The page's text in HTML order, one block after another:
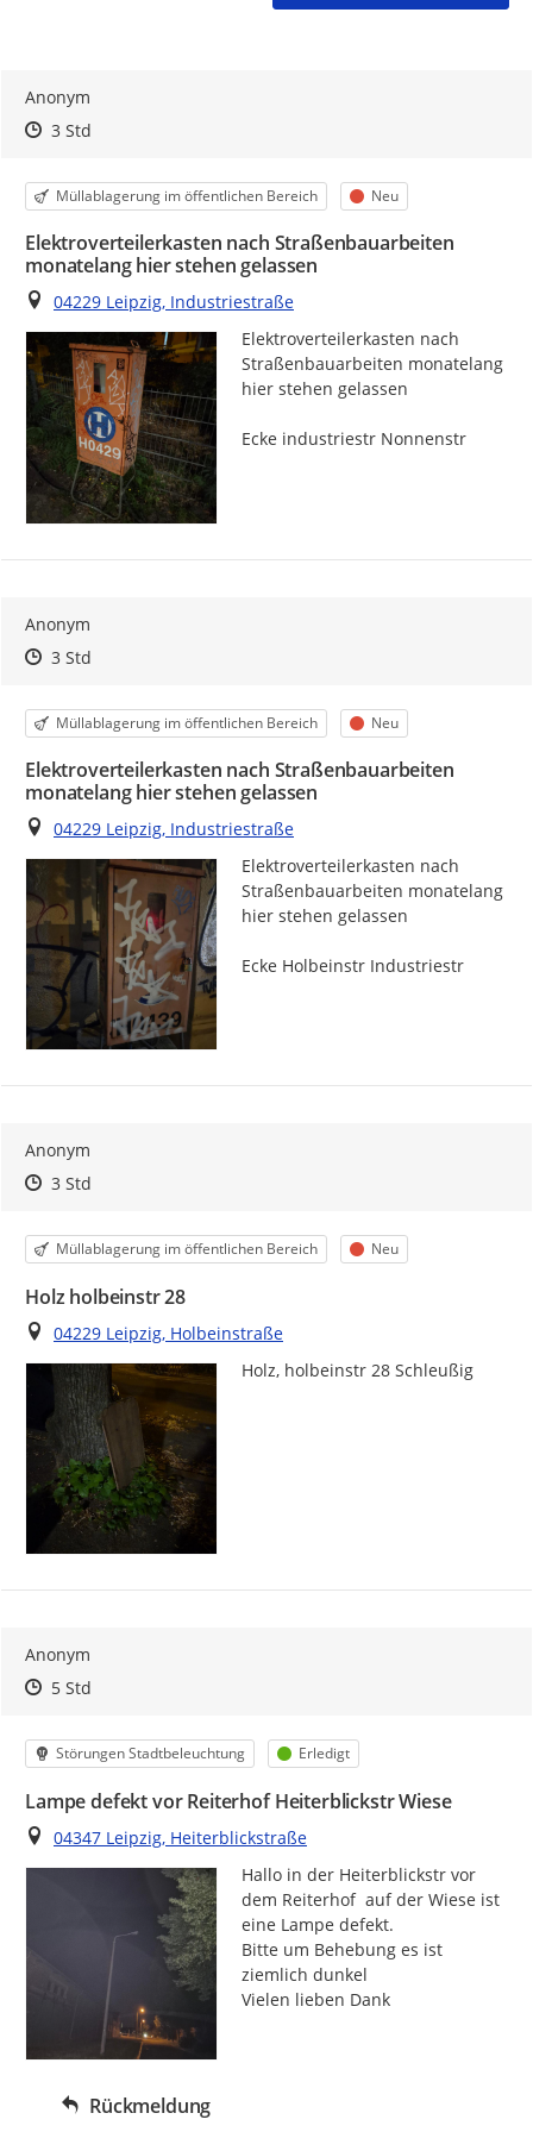
Anonym
Zeitpunkt des Erstellens
Zeitpunkt des Erstellens
3 StdZur Äußerung
Kategorie
Müllablagerung im öffentlichen Bereich Status
Neu
Elektroverteilerkasten nach Straßenbauarbeiten
monatelang hier stehen gelassen
Ort
04229 Leipzig, Industriestraße
Elektroverteilerkasten nach
Straßenbauarbeiten monatelang
hier stehen gelassen
Ecke industriestr Nonnenstr
Anonym
Zeitpunkt des Erstellens
Zeitpunkt des Erstellens
3 StdZur Äußerung
Kategorie
Müllablagerung im öffentlichen Bereich Status
Neu
Elektroverteilerkasten nach Straßenbauarbeiten
monatelang hier stehen gelassen
Ort
04229 Leipzig, Industriestraße
Elektroverteilerkasten nach
Straßenbauarbeiten monatelang
hier stehen gelassen
Ecke Holbeinstr Industriestr
Anonym
Zeitpunkt des Erstellens
Zeitpunkt des Erstellens
3 StdZur Äußerung
Kategorie
Müllablagerung im öffentlichen Bereich Status
Neu
Holz holbeinstr 28
Ort
04229 Leipzig, Holbeinstraße
Holz, holbeinstr 28 Schleußig
Anonym
Zeitpunkt des Erstellens
Zeitpunkt des Erstellens
5 StdZur Äußerung
Kategorie
Störungen Stadtbeleuchtung Status
Erledigt
Lampe defekt vor Reiterhof Heiterblickstr Wiese
Ort
04347 Leipzig, Heiterblickstraße
Hallo in der Heiterblickstr vor
dem Reiterhof  auf der Wiese ist
eine Lampe defekt.
Bitte um Behebung es ist
ziemlich dunkel
Vielen lieben Dank
Rückmeldung